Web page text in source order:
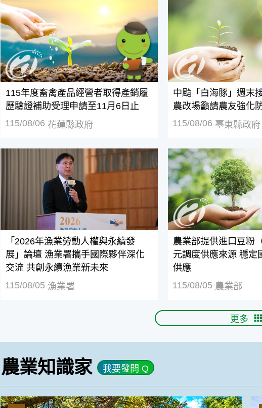
115年度畜禽產品經營者取得產銷履歷驗證補助受理申請至11月6
115年度畜禽產品經營者取得產銷履
歷驗證補助受理申請至11月6日止
115/08/06 花蓮縣政府
中颱「白海豚」週末
中颱「白海豚」週末
農改場籲請農友強化
115/08/06 臺東縣政府
「2026年漁業勞動人權與永續發展」論壇 漁業署攜手國際夥伴
「2026年漁業勞動人權與永續發
展」論壇 漁業署攜手國際夥伴深化
交流 共創永續漁業新未來
115/08/05 漁業署
農業部提供進口豆粉（
農業部提供進口豆粉
元調度供應來源 穩定
供應
115/08/05 農業部
更多
農業知識家 我要發問 Q
落羽松的生長